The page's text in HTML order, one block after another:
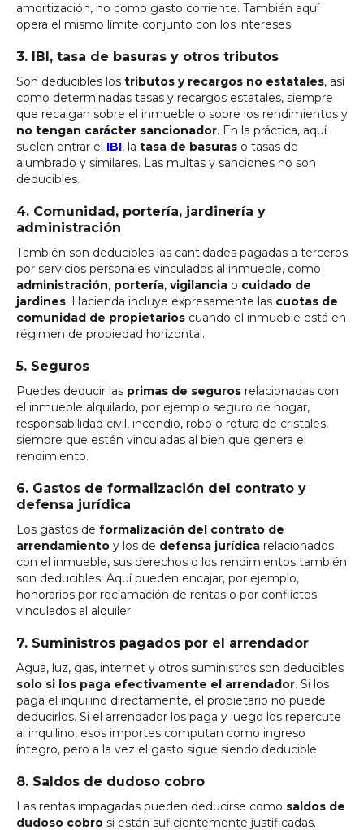
amortización, no como gasto corriente. También aquí
opera el mismo límite conjunto con los intereses.
3. IBI, tasa de basuras y otros tributos
Son deducibles los tributos y recargos no estatales, así
como determinadas tasas y recargos estatales, siempre
que recaigan sobre el inmueble o sobre los rendimientos y
no tengan carácter sancionador. En la práctica, aquí
suelen entrar el IBI, la tasa de basuras o tasas de
alumbrado y similares. Las multas y sanciones no son
deducibles.
4. Comunidad, portería, jardinería y
administración
También son deducibles las cantidades pagadas a terceros
por servicios personales vinculados al inmueble, como
administración, portería, vigilancia o cuidado de
jardines. Hacienda incluye expresamente las cuotas de
comunidad de propietarios cuando el inmueble está en
régimen de propiedad horizontal.
5. Seguros
Puedes deducir las primas de seguros relacionadas con
el inmueble alquilado, por ejemplo seguro de hogar,
responsabilidad civil, incendio, robo o rotura de cristales,
siempre que estén vinculadas al bien que genera el
rendimiento.
6. Gastos de formalización del contrato y
defensa jurídica
Los gastos de formalización del contrato de
arrendamiento y los de defensa jurídica relacionados
con el inmueble, sus derechos o los rendimientos también
son deducibles. Aquí pueden encajar, por ejemplo,
honorarios por reclamación de rentas o por conflictos
vinculados al alquiler.
7. Suministros pagados por el arrendador
Agua, luz, gas, internet y otros suministros son deducibles
solo si los paga efectivamente el arrendador. Si los
paga el inquilino directamente, el propietario no puede
deducirlos. Si el arrendador los paga y luego los repercute
al inquilino, esos importes computan como ingreso
íntegro, pero a la vez el gasto sigue siendo deducible.
8. Saldos de dudoso cobro
Las rentas impagadas pueden deducirse como saldos de
dudoso cobro si están suficientemente justificadas.